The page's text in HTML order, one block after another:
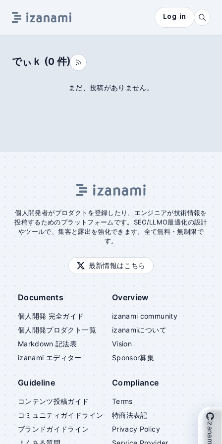
Log in
でぃｋ (0 件)
まだ、投稿がありません。
個人開発者がプロダクトを登録したり、エンジニアが技術情報を
投稿するためのプラットフォームです。SEO/LLMO最適化の設計
やツールで、集客と露出を強化できます。全て無料・無制限で
す。
最新情報はこちら
Documents
個人開発 完全ガイド
個人開発プロダクト一覧
Markdown 記法表
izanami エディター
Overview
izanami community
izanamiについて
Vision
Sponsor募集
Guideline
コンテンツ投稿ガイド
コミュニティガイドライン
ブランドガイドライン
Compliance
Terms
特商法表記
Privacy Policy